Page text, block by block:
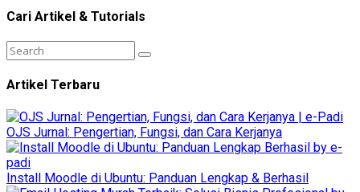
Cari Artikel & Tutorials
Artikel Terbaru
OJS Jurnal: Pengertian, Fungsi, dan Cara Kerjanya
Install Moodle di Ubuntu: Panduan Lengkap & Berhasil